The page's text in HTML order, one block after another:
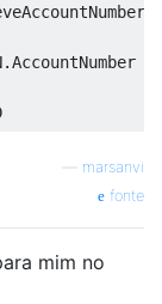
.
marsanvi
fonte
mim no